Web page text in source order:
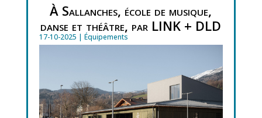
À Sallanches, école de musique,
danse et théâtre, par LINK + DLD
17-10-2025 Équipements